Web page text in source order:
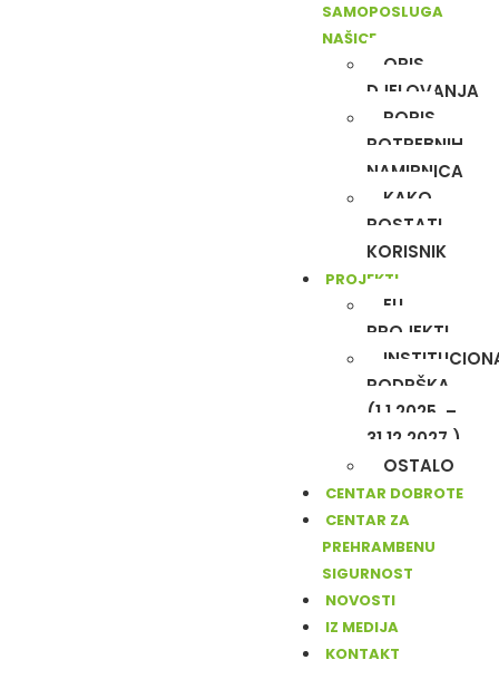
SAMOPOSLUGA
NAŠICE
OPIS
DJELOVANJA
POPIS
POTREBNIH
NAMIRNICA
KAKO
POSTATI
KORISNIK
PROJEKTI
EU
PROJEKTI
PODRŠKA
(1.1.2025. –
31.12.2027.)
OSTALO
CENTAR DOBROTE
CENTAR ZA
PREHRAMBENU
SIGURNOST
NOVOSTI
IZ MEDIJA
KONTAKT